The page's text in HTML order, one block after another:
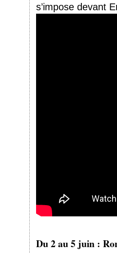
s’impose devant
Du 2 au 5 juin :